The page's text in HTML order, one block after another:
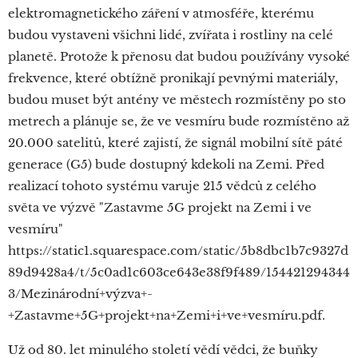
elektromagnetického záření v atmosféře, kterému
budou vystaveni všichni lidé, zvířata i rostliny na celé
planetě. Protože k přenosu dat budou používány vysoké
frekvence, které obtížně pronikají pevnými materiály,
budou muset být antény ve městech rozmístěny po sto
metrech a plánuje se, že ve vesmíru bude rozmístěno až
20.000 satelitů, které zajistí, že signál mobilní sítě páté
generace (G5) bude dostupný kdekoli na Zemi. Před
realizací tohoto systému varuje 215 vědců z celého
světa ve výzvě "Zastavme 5G projekt na Zemi i ve
vesmíru"
https://static1.squarespace.com/static/5b8dbc1b7c9327d
89d9428a4/t/5c0ad1c603ce643e38f9f489/154421294344
3/Mezinárodní+výzva+-
+Zastavme+5G+projekt+na+Zemi+i+ve+vesmíru.pdf.
Už od 80. let minulého století vědí vědci, že buňky